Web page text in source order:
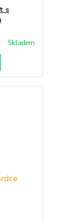
s
Skladem